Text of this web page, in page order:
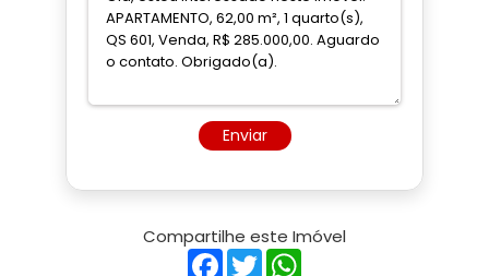
Enviar
Compartilhe este Imóvel
Facebook
Twitter